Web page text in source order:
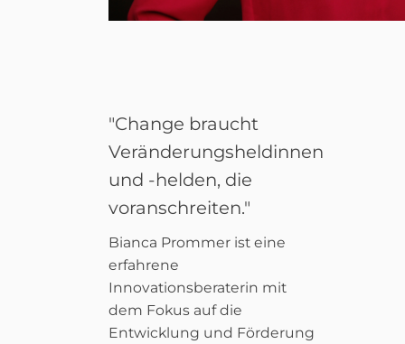
"Change braucht
Veränderungsheldinnen
und -helden, die
voranschreiten."
Bianca Prommer ist eine
erfahrene
Innovationsberaterin mit
dem Fokus auf die
Entwicklung und Förderung